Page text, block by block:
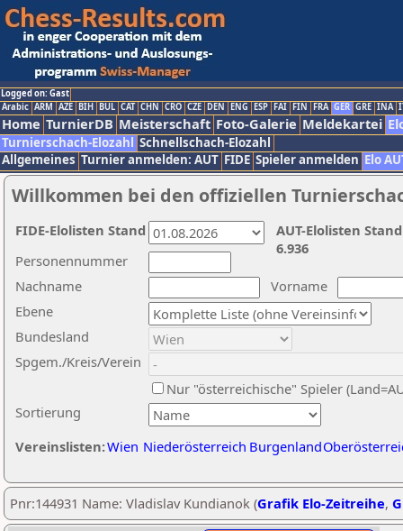
Logged on: Gast
Arabic ARM AZE BIH BUL CAT CHN CRO CZE DEN ENG ESP FAI FIN FRA GER GRE INA
Home TurnierDB Meisterschaft Foto-Galerie Meldekartei
Turnierschach-Elozahl Schnellschach-Elozahl
Allgemeines Turnier anmelden: AUT FIDE Spieler anmelden Elo
Willkommen bei den offiziellen
Nachname
Vorname
Ebene
Sortierung
Personennummer
Bundesland
Spgem./Kreis/Verein
Nur "österreichische" Spieler
Vereinslisten:Wien Niederösterreich Burgenland
AUT-Elolisten
6.936
FIDE-Elolisten Stand
Pnr:144931 Name: Vladislav Kundianok (Grafik Elo-Zeitreihe,